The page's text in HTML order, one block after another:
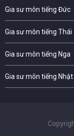
Gia sư môn tiếng Đức
Gia sư môn tiếng Thái
Gia sư môn tiếng Nga
Gia sư môn tiếng Nhật